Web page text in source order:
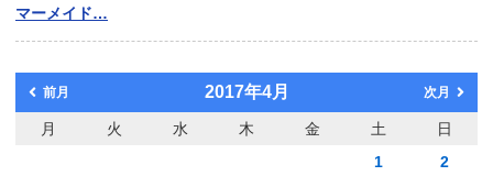
マーメイド…
前月 2017年4月 次月
月 火 水 木 金 土
日
1
2